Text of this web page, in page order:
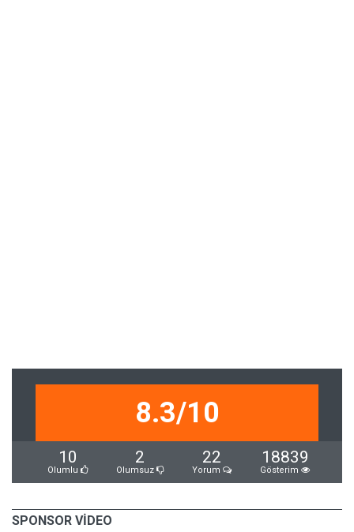
8.3/10
10
Olumlu
2
Olumsuz
22
Yorum
18839
Gösterim
SPONSOR VİDEO